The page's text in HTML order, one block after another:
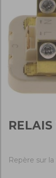
RELAIS
Repère sur